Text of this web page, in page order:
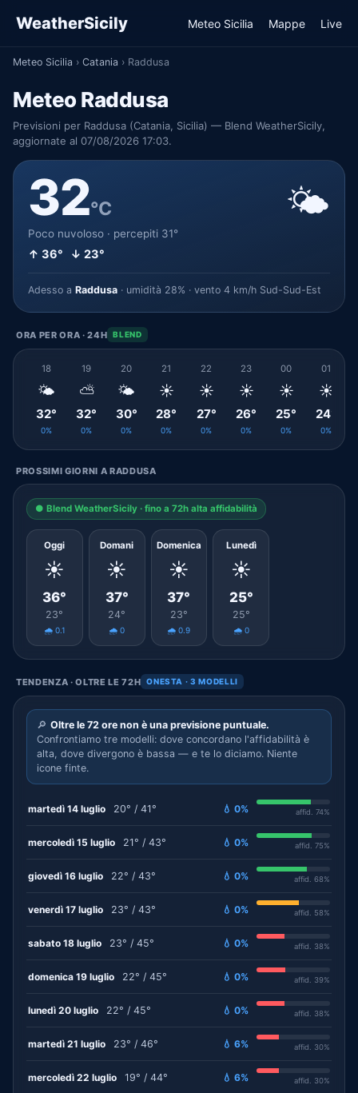
WeatherSicily Meteo Sicilia Mappe Live
Meteo Sicilia › Catania › Raddusa
Meteo Raddusa
Previsioni per Raddusa (Catania, Sicilia) — Blend WeatherSicily,
aggiornate al 07/08/2026 17:03.
32°C
Poco nuvoloso · percepiti 31°
↑ 36° ↓ 23°
🌤️
Adesso a Raddusa · umidità 28% · vento 4 km/h Sud-Sud-Est
ORA PER ORA · 24H BLEND
18
🌤️
32°
0%
19
⛅
32°
0%
20
🌤️
30°
0%
21
☀️
28°
0%
22
☀️
27°
0%
23
☀️
26°
0%
00
☀️
25°
0%
01
☀️
24°
0%
PROSSIMI GIORNI A RADDUSA
● Blend WeatherSicily · fino a 72h alta affidabilità
Oggi
☀️
36°
23°
🌧️ 0.1
Domani
☀️
37°
24°
🌧️ 0
Domenica
☀️
37°
23°
🌧️ 0.9
Lunedì
☀️
25°
25°
🌧️ 0
TENDENZA · OLTRE LE 72H ONESTA · 3 MODELLI
🔎 Oltre le 72 ore non è una previsione puntuale.
Confrontiamo tre modelli: dove concordano l'affidabilità è
alta, dove divergono è bassa — e te lo diciamo. Niente
icone finte.
martedì 14 luglio 20° / 41° 💧 0% affid. 74%
mercoledì 15 luglio 21° / 43° 💧 0% affid. 75%
giovedì 16 luglio 22° / 43° 💧 0% affid. 68%
venerdì 17 luglio 23° / 43° 💧 0% affid. 58%
sabato 18 luglio 23° / 45° 💧 0% affid. 38%
domenica 19 luglio 22° / 45° 💧 0% affid. 39%
lunedì 20 luglio 22° / 45° 💧 0% affid. 38%
martedì 21 luglio 23° / 46° 💧 6% affid. 30%
mercoledì 22 luglio 19° / 44° 💧 6% affid. 30%